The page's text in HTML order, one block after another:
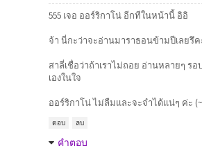
555 เจอ ออร์ริกาโน่ อีกทีในหน้านี้ อิอิ
จ้า นี่กะว่าจะอ่านมาราธอนข้ามปีเลยรึค
สาลี่เชื่อว่าถ้าเราไม่ถอย อ่านหลายๆ ร
เองในใจ
ออร์ริกาโน่ ไม่ลืมและจะจำได้แน่ๆ ค่ะ
ตอบ ลบ
คำตอบ